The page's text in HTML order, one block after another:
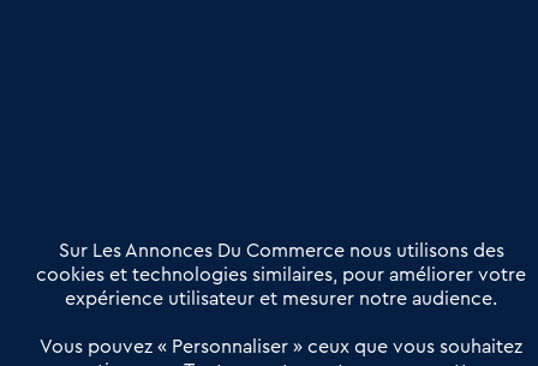
Offres Pro
Actualités
Qui sommes nous ?
Derniers articles
Sur Les Annonces Du Commerce nous utilisons des
cookies et technologies similaires, pour améliorer votre
expérience utilisateur et mesurer notre audience.
Vous pouvez « Personnaliser » ceux que vous souhaitez